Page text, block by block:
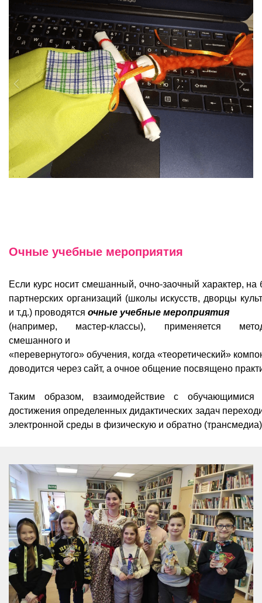
Очные учебные мероприятия
Если курс носит смешанный, очно-заочный характер, на
партнерских организаций (школы искусств, дворцы
и т.д.) проводятся очные учебные мероприятия
(например, мастер-классы), применяется
смешанного и
«перевернутого» обучения, когда «теоретический»
доводится через сайт, а очное общение посвящено
Таким образом, взаимодействие с обучающимися
достижения определенных дидактических задач
электронной среды в физическую и обратно